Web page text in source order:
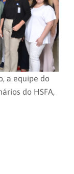
a equipe do
do HSFA,